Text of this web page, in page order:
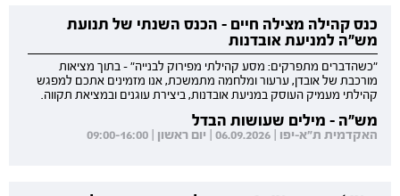
כנס קהילה מצילה חיים - הכנס השנתי של תנועת
מש"ה למניעת אובדנות
"כשהדברים מתפרקים: מסע קהילתי מפירוק לבנייה" - בתוך מציאות
מורכבת של אובדן, ערעור ומלחמה מתמשכת, אנו מזמינים אתכם למפגש
קהילתי מעמיק העוסק במניעת אובדנות, ביצירת עוגנים ובמציאת תקווה.
מש"ה - מילים שעושות הבדל
האקדמית ת"א-יפו | 06.09.2026 | יום ראשון | 09:00-16:00